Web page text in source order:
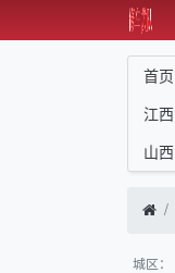
首页
江西
山西
城区：